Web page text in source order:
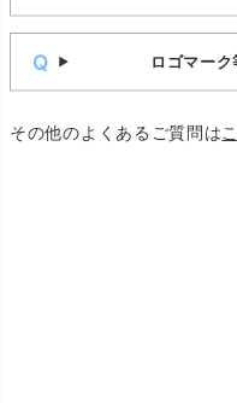
ロゴマー
その他のよくあるご質問は